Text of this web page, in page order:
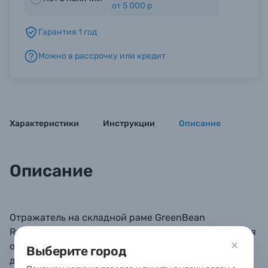
Выберите город
Б/У фототехника (Комиссионные товары)
от 5 000 р
Гарантия 1 год
Можно в рассрочку или кредит
Характеристики Инструкции Описание
Описание
Отражатель на складной раме GreenBean
ReflectPanel 5 RP1015 предназначен для управления
освещением в самых сложных ситуациях, подходит
для использования как в студии, так и на локации.